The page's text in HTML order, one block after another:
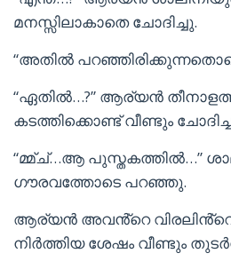
മനസ്സിലാകാതെ ചോദിച്ചു.
“അതിൽ
“ഏതിൽ…?” ആര്യൻ
കടത്തിക്കൊണ്ട് വീണ്ടും
“മ്മ്ച്…ആ പുസ്തകത്തിൽ…”
ഗൗരവത്തോടെ പറഞ്ഞു.
ആര്യൻ അവൻ്റെ വിരലിൻ്റെ
നിർത്തിയ ശേഷം വീണ്ടും